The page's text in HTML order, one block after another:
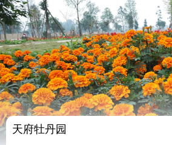
天府牡丹园
